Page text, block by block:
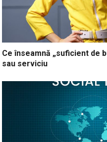
Ce înseamnă „suficient de
sau serviciu